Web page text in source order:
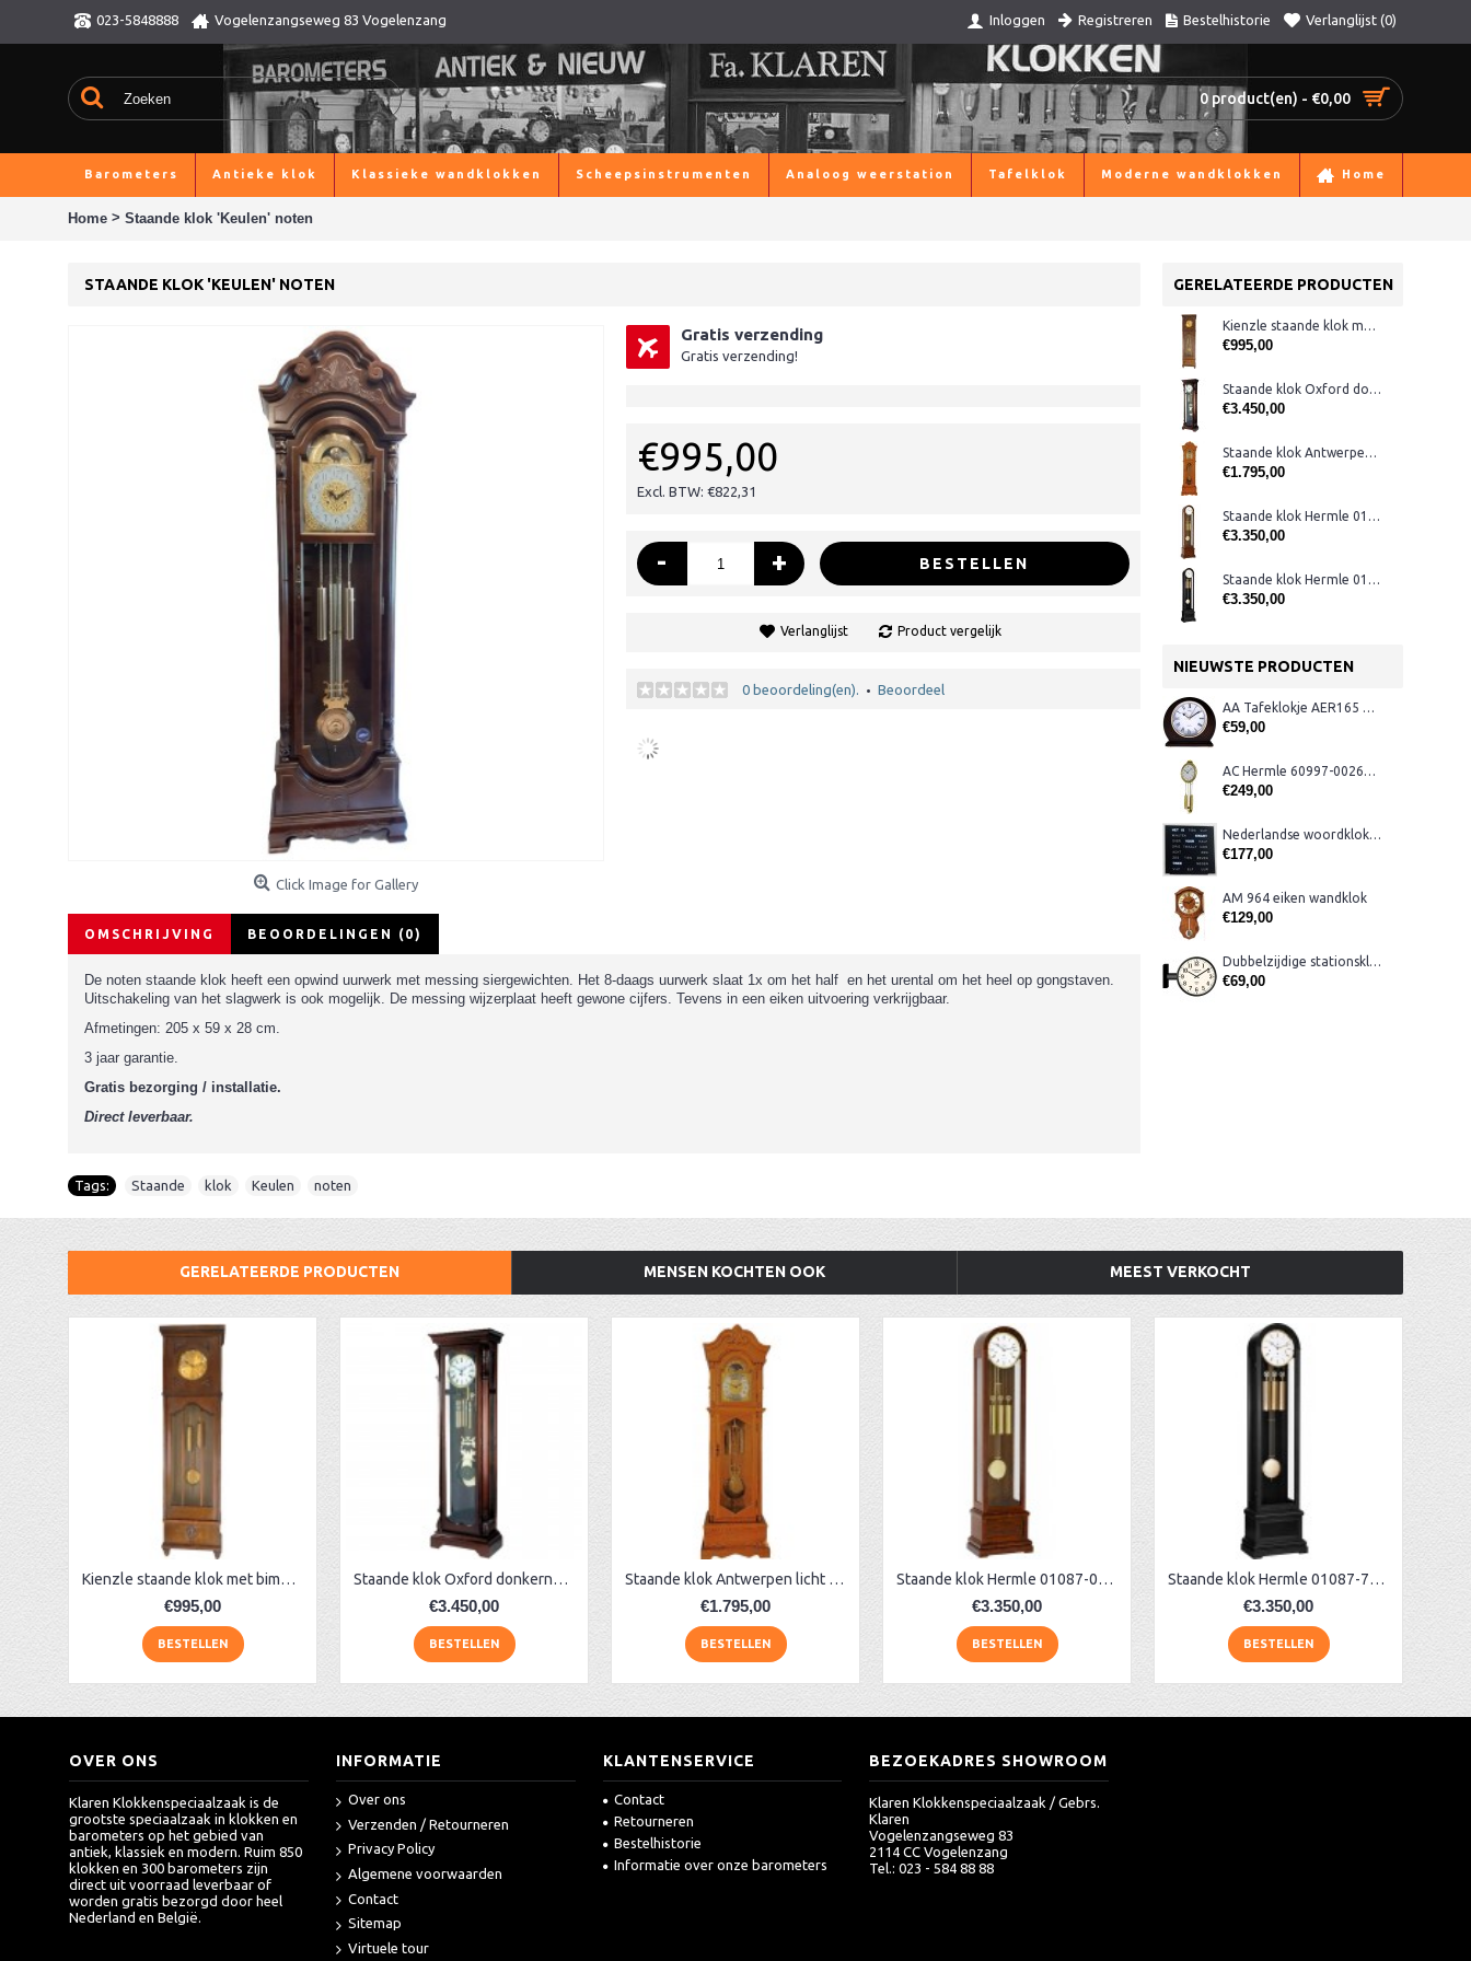
023-5848888 Vogelenzangseweg 83 Vogelenzang Inloggen Registreren Bestelhistorie Verlanglijst (0)
0 product(en) - €0,00
Barometers Antieke klok Klassieke wandklokken Scheepsinstrumenten Analoog weerstation Tafelklok Moderne wandklokken Home
Home > Staande klok 'Keulen' noten
GERELATEERDE PRODUCTEN
Kienzle staande klok met bimbamslag
€995,00
Staande klok Oxford donkernoten
€3.450,00
Staande klok Antwerpen licht noten
€1.795,00
Staande klok Hermle 01087-030461
€3.350,00
Staande klok Hermle 01087-740461
€3.350,00
NIEUWSTE PRODUCTEN
AA Tafeklokje AER165 noten
€59,00
AC Hermle 60997-00261 wandklok
€249,00
Nederlandse woordklok zwart AMS 1265
€177,00
AM 964 eiken wandklok
€129,00
Dubbelzijdige stationsklok metaal 1879
€69,00
STAANDE KLOK 'KEULEN' NOTEN
Click Image for Gallery
Gratis verzending
Gratis verzending!
€995,00
Excl. BTW: €822,31
- + BESTELLEN
Verlanglijst Product vergelijk
0 beoordeling(en). • Beoordeel
OMSCHRIJVING BEOORDELINGEN (0)
De noten staande klok heeft een opwind uurwerk met messing siergewichten. Het 8-daags uurwerk slaat 1x om het half en het urental om het heel op gongstaven.
Uitschakeling van het slagwerk is ook mogelijk. De messing wijzerplaat heeft gewone cijfers. Tevens in een eiken uitvoering verkrijgbaar.
Afmetingen: 205 x 59 x 28 cm.
3 jaar garantie.
Gratis bezorging / installatie.
Direct leverbaar.
Tags: Staande klok Keulen noten
GERELATEERDE PRODUCTEN MENSEN KOCHTEN OOK MEEST VERKOCHT
Kienzle staande klok met bimbamslag
€995,00
BESTELLEN
Staande klok Oxford donkernoten
€3.450,00
BESTELLEN
Staande klok Antwerpen licht noten
€1.795,00
BESTELLEN
Staande klok Hermle 01087-030461
€3.350,00
BESTELLEN
Staande klok Hermle 01087-740461
€3.350,00
BESTELLEN
OVER ONS
Klaren Klokkenspeciaalzaak is de
grootste speciaalzaak in klokken en
barometers op het gebied van
antiek, klassiek en modern. Ruim 850
klokken en 300 barometers zijn
direct uit voorraad leverbaar of
worden gratis bezorgd door heel
Nederland en België.
INFORMATIE
Over ons
Verzenden / Retourneren
Privacy Policy
Algemene voorwaarden
Contact
Sitemap
Virtuele tour
KLANTENSERVICE
Contact
Retourneren
Bestelhistorie
Informatie over onze barometers
BEZOEKADRES SHOWROOM
Klaren Klokkenspeciaalzaak / Gebrs.
Klaren
Vogelenzangseweg 83
2114 CC Vogelenzang
Tel.: 023 - 584 88 88